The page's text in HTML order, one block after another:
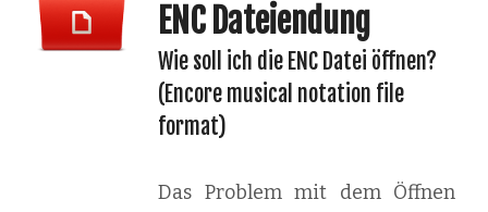
ENC Dateiendung
Wie soll ich die ENC Datei öffnen?
(Encore musical notation file
format)
Das Problem mit dem Öffnen